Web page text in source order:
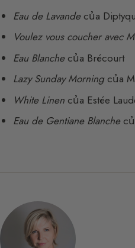
Eau de Lavandecủa
Voulez vous coucher avec
Eau Blanchecủa Brécourt
Lazy Sunday Morningcủa
White Linen của Estée
Eau de Gentiane Blanche